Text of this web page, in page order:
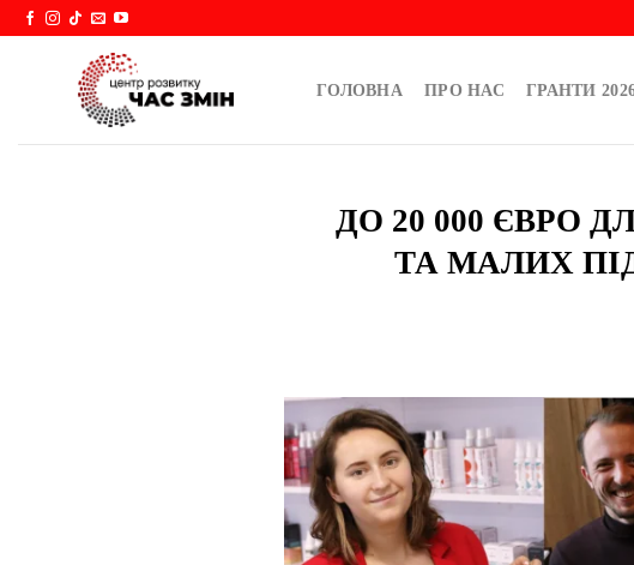
Skip
ГОЛОВНА ПРО НАС ГРАНТИ
ДО 20 000 ЄВРО
ТА МАЛИХ